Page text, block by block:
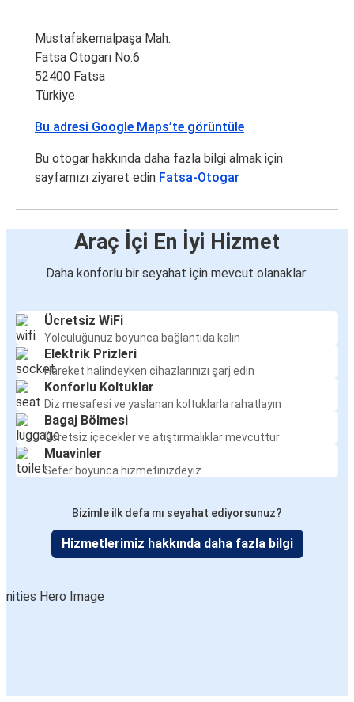
Mustafakemalpaşa Mah.
Fatsa Otogarı No:6
52400 Fatsa
Türkiye
Bu adresi Google Maps’te görüntüle
Bu otogar hakkında daha fazla bilgi almak için
sayfamızı ziyaret edin Fatsa-Otogar
Araç İçi En İyi Hizmet
Daha konforlu bir seyahat için mevcut olanaklar:
Ücretsiz WiFi
Yolculuğunuz boyunca bağlantıda kalın
Elektrik Prizleri
Hareket halindeyken cihazlarınızı şarj edin
Konforlu Koltuklar
Diz mesafesi ve yaslanan koltuklarla rahatlayın
Bagaj Bölmesi
Ücretsiz içecekler ve atıştırmalıklar mevcuttur
Muavinler
Sefer boyunca hizmetinizdeyiz
Bizimle ilk defa mı seyahat ediyorsunuz?
Hizmetlerimiz hakkında daha fazla bilgi